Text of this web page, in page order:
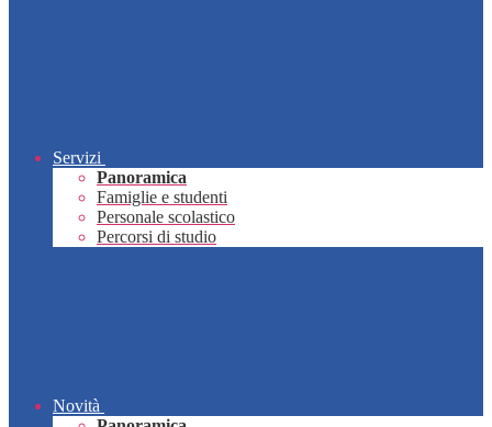
Servizi
Panoramica
Famiglie e studenti
Personale scolastico
Percorsi di studio
Novità